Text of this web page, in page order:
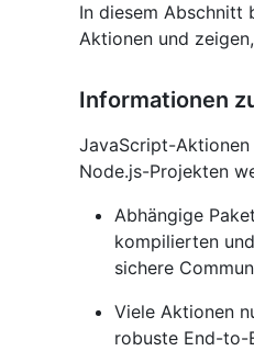
In diesem Abschnitt
Aktionen und
Informationen
JavaScript-
Node.js-Projekten
Abhängige
kompilierten
sichere
Viele Aktionen
robuste End-to-